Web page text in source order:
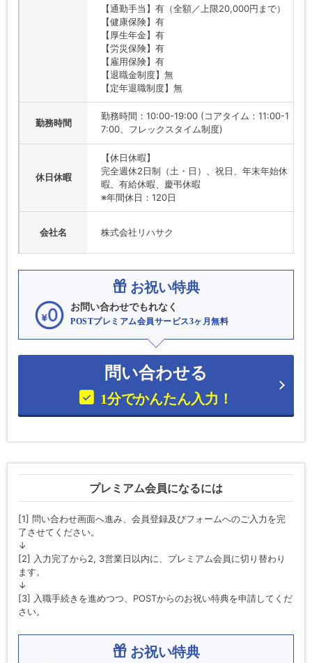
【通勤手当】有（全額／上限20,000円まで）
【健康保険】有
【厚生年金】有
【労災保険】有
【雇用保険】有
【退職金制度】無
【定年退職制度】無
勤務時間
勤務時間：10:00-19:00 (コアタイム：11:00-1
7:00、フレックスタイム制度)
休日休暇
【休日休暇】
完全週休2日制（土・日）、祝日、年末年始休
暇、有給休暇、慶弔休暇
※年間休日：120日
会社名 株式会社リハサク
お祝い特典
お問い合わせでもれなく
POSTプレミアム会員サービス3ヶ月無料
問い合わせる
1分でかんたん入力！
プレミアム会員になるには
[1] 問い合わせ画面へ進み、会員登録及びフォームへのご入力を完
了させてください。
↓
[2] 入力完了から2, 3営業日以内に、プレミアム会員に切り替わり
ます。
↓
[3] 入職手続きを進めつつ、POSTからのお祝い特典を申請してくだ
さい。
お祝い特典